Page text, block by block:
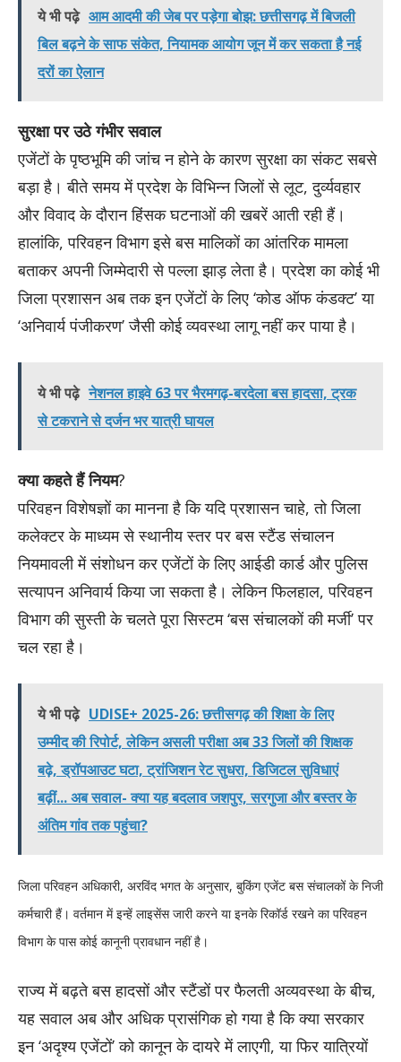
ये भी पढ़े आम आदमी की जेब पर पड़ेगा बोझ: छत्तीसगढ़ में बिजली
बिल बढ़ने के साफ संकेत, नियामक आयोग जून में कर सकता है नई
दरों का ऐलान
सुरक्षा पर उठे गंभीर सवाल
एजेंटों के पृष्ठभूमि की जांच न होने के कारण सुरक्षा का संकट सबसे
बड़ा है। बीते समय में प्रदेश के विभिन्न जिलों से लूट, दुर्व्यवहार
और विवाद के दौरान हिंसक घटनाओं की खबरें आती रही हैं।
हालांकि, परिवहन विभाग इसे बस मालिकों का आंतरिक मामला
बताकर अपनी जिम्मेदारी से पल्ला झाड़ लेता है। प्रदेश का कोई भी
जिला प्रशासन अब तक इन एजेंटों के लिए ‘कोड ऑफ कंडक्ट’ या
‘अनिवार्य पंजीकरण’ जैसी कोई व्यवस्था लागू नहीं कर पाया है।
ये भी पढ़े नेशनल हाइवे 63 पर भैरमगढ़-बरदेला बस हादसा, ट्रक
से टकराने से दर्जन भर यात्री घायल
क्या कहते हैं नियम?
परिवहन विशेषज्ञों का मानना है कि यदि प्रशासन चाहे, तो जिला
कलेक्टर के माध्यम से स्थानीय स्तर पर बस स्टैंड संचालन
नियमावली में संशोधन कर एजेंटों के लिए आईडी कार्ड और पुलिस
सत्यापन अनिवार्य किया जा सकता है। लेकिन फिलहाल, परिवहन
विभाग की सुस्ती के चलते पूरा सिस्टम ‘बस संचालकों की मर्जी’ पर
चल रहा है।
ये भी पढ़े UDISE+ 2025-26: छत्तीसगढ़ की शिक्षा के लिए
उम्मीद की रिपोर्ट, लेकिन असली परीक्षा अब 33 जिलों की शिक्षक
बढ़े, ड्रॉपआउट घटा, ट्रांजिशन रेट सुधरा, डिजिटल सुविधाएं
बढ़ीं... अब सवाल- क्या यह बदलाव जशपुर, सरगुजा और बस्तर के
अंतिम गांव तक पहुंचा?
जिला परिवहन अधिकारी, अरविंद भगत के अनुसार, बुकिंग एजेंट बस संचालकों के निजी
कर्मचारी हैं। वर्तमान में इन्हें लाइसेंस जारी करने या इनके रिकॉर्ड रखने का परिवहन
विभाग के पास कोई कानूनी प्रावधान नहीं है।
राज्य में बढ़ते बस हादसों और स्टैंडों पर फैलती अव्यवस्था के बीच,
यह सवाल अब और अधिक प्रासंगिक हो गया है कि क्या सरकार
इन ‘अदृश्य एजेंटों’ को कानून के दायरे में लाएगी, या फिर यात्रियों